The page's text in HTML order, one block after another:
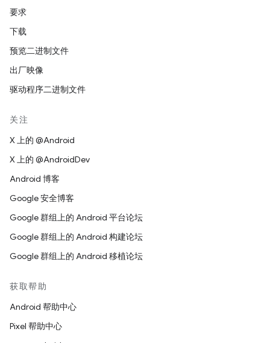
要求
下载
预览二进制文件
出厂映像
驱动程序二进制文件
关注
X 上的 @Android
X 上的 @AndroidDev
Android 博客
Google 安全博客
Google 群组上的 Android 平台论坛
Google 群组上的 Android 构建论坛
Google 群组上的 Android 移植论坛
获取帮助
Android 帮助中心
Pixel 帮助中心